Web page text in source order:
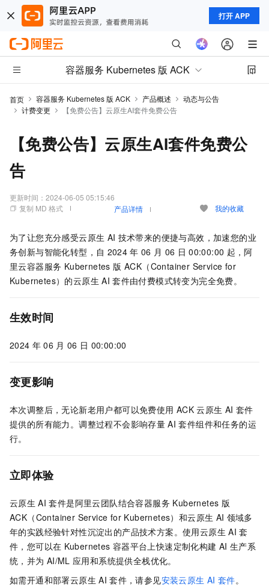
打开 APP
容器服务 Kubernetes 版 ACK
首页 容器服务 Kubernetes 版 ACK 产品概述
动态与公告
计费变更
【免费公告】云原生AI套件免费公告
【免费公告】云原生AI套件免费公
告
更新时间： 2024-06-05 05:15:46
复制 MD 格式
产品详情 我的收藏
为了让您充分感受云原生 AI 技术带来的便捷与高效，加速您的业
务创新与智能化转型，自 2024 年 06 月 06 日 00:00:00 起，阿
里云容器服务 Kubernetes 版 ACK（Container Service for
Kubernetes） 的云原生 AI 套件由付费模式转变为完全免费。
生效时间
2024 年 06 月 06 日 00:00:00
变更影响
本次调整后，无论新老用户都可以免费使用 ACK 云原生 AI 套件
提供的所有能力。调整过程不会影响存量 AI 套件组件和任务的运
行。
立即体验
云原生 AI 套件是阿里云团队结合容器服务 Kubernetes 版
ACK（Container Service for Kubernetes） 和云原生 AI 领域多
年的实践经验针对性沉淀出的产品技术方案。使用云原生 AI 套
件，您可以在 Kubernetes 容器平台上快速定制化构建 AI 生产系
统，并为 AI/ML 应用和系统提供全栈优化。
如需开通和部署云原生 AI 套件，请参见安装云原生 AI 套件。